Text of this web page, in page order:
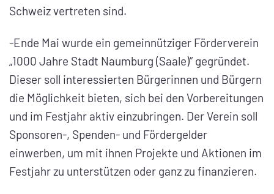
Schweiz vertreten sind.
-Ende Mai wurde ein gemeinnütziger Förderverein
„1000 Jahre Stadt Naumburg (Saale)“ gegründet.
Dieser soll interessierten Bürgerinnen und Bürgern
die Möglichkeit bieten, sich bei den Vorbereitungen
und im Festjahr aktiv einzubringen. Der Verein soll
Sponsoren-, Spenden- und Fördergelder
einwerben, um mit ihnen Projekte und Aktionen im
Festjahr zu unterstützen oder ganz zu finanzieren.